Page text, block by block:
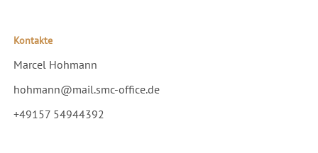
Kontakte
Marcel Hohmann
hohmann@mail.smc-office.de
+49157 54944392